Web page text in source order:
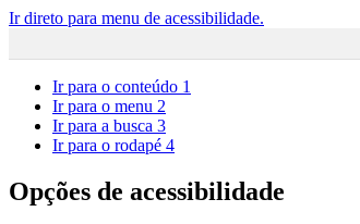
Ir direto para menu de acessibilidade.
Ir para o conteúdo 1
Ir para o menu 2
Ir para a busca 3
Ir para o rodapé 4
Opções de acessibilidade